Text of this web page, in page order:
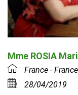
Mme ROSIA
France - France
28/04/2019